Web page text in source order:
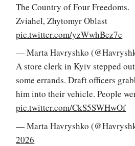
The Country of Four Freedoms.
Zviahel, Zhytomyr Oblast
pic.twitter.com/yzWwhBez7e
— Marta Havryshko
A store clerk in Kyiv stepped
some errands. Draft officers
him into their vehicle. People
pic.twitter.com/CkS5SWHwOf
— Marta Havryshko
2026